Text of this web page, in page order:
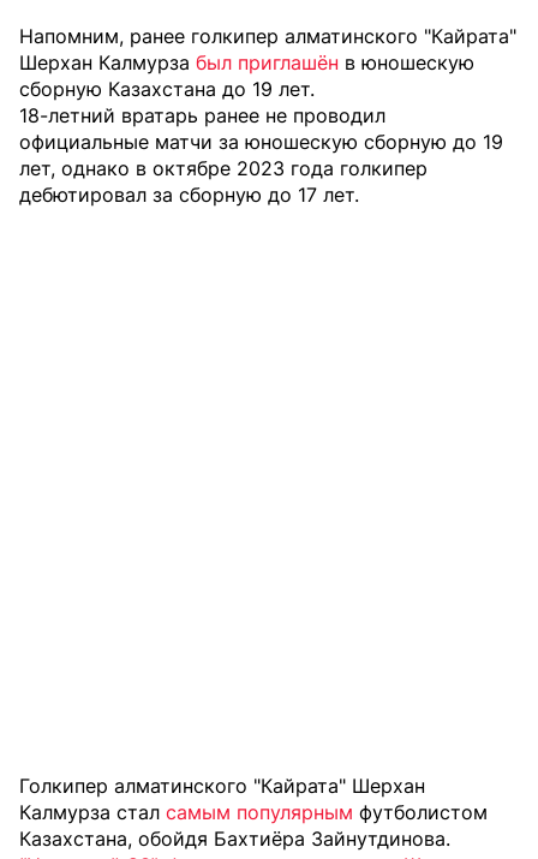
Напомним, ранее голкипер алматинского "Кайрата"
Шерхан Калмурза был приглашён в юношескую
сборную Казахстана до 19 лет.
18-летний вратарь ранее не проводил
официальные матчи за юношескую сборную до 19
лет, однако в октябре 2023 года голкипер
дебютировал за сборную до 17 лет.
Голкипер алматинского "Кайрата" Шерхан
Калмурза стал самым популярным футболистом
Казахстана, обойдя Бахтиёра Зайнутдинова.